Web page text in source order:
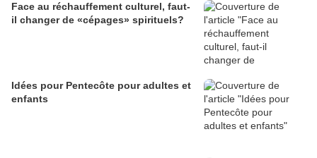
Face au réchauffement culturel, faut-
il changer de «cépages» spirituels?
Idées pour Pentecôte pour adultes et
enfants